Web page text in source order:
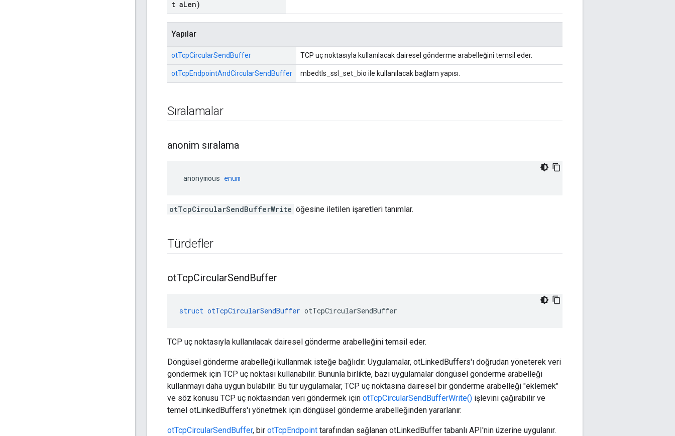
t aLen)
Yapılar
otTcpCircularSendBuffer TCP uç noktasıyla kullanılacak dairesel gönderme arabelleğini temsil eder.
otTcpEndpointAndCircularSendBuffer mbedtls_ssl_set_bio ile kullanılacak bağlam yapısı.
Sıralamalar
anonim sıralama
anonymous enum
otTcpCircularSendBufferWrite öğesine iletilen işaretleri tanımlar.
Türdefler
otTcpCircularSendBuffer
struct otTcpCircularSendBuffer otTcpCircularSendBuffer
TCP uç noktasıyla kullanılacak dairesel gönderme arabelleğini temsil eder.
Döngüsel gönderme arabelleği kullanmak isteğe bağlıdır. Uygulamalar, otLinkedBuffers'ı doğrudan yöneterek veri
göndermek için TCP uç noktası kullanabilir. Bununla birlikte, bazı uygulamalar döngüsel gönderme arabelleği
kullanmayı daha uygun bulabilir. Bu tür uygulamalar, TCP uç noktasına dairesel bir gönderme arabelleği "eklemek"
ve söz konusu TCP uç noktasından veri göndermek için otTcpCircularSendBufferWrite() işlevini çağırabilir ve
temel otLinkedBuffers'ı yönetmek için döngüsel gönderme arabelleğinden yararlanır.
otTcpCircularSendBuffer, bir otTcpEndpoint tarafından sağlanan otLinkedBuffer tabanlı API'nin üzerine uygulanır.